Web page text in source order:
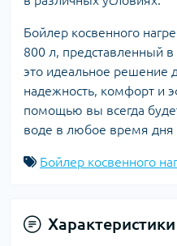
Бойлер косвенного
800 л, представленный в
это идеальное решение
надежность, комфорт и
помощью вы всегда
воде в любое время дня
Бойлер косвенного
Характеристики